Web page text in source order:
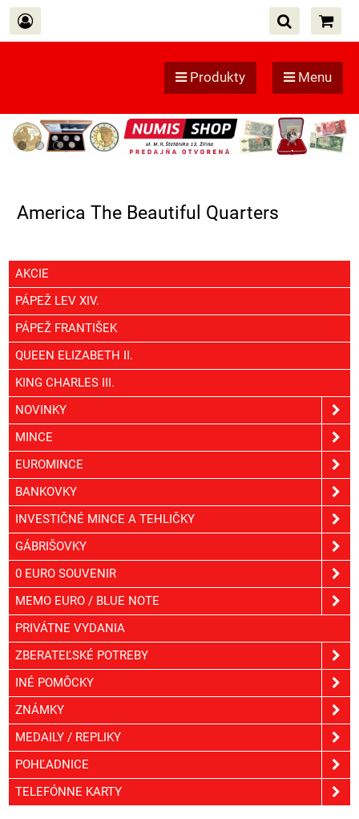
Produkty Menu
America The Beautiful Quarters
AKCIE
PÁPEŽ LEV XIV.
PÁPEŽ FRANTIŠEK
QUEEN ELIZABETH II.
KING CHARLES III.
NOVINKY
MINCE
EUROMINCE
BANKOVKY
INVESTIČNÉ MINCE A TEHLIČKY
GÁBRIŠOVKY
0 EURO SOUVENIR
MEMO EURO / BLUE NOTE
PRIVÁTNE VYDANIA
ZBERATEĽSKÉ POTREBY
INÉ POMÔCKY
ZNÁMKY
MEDAILY / REPLIKY
POHĽADNICE
TELEFÓNNE KARTY